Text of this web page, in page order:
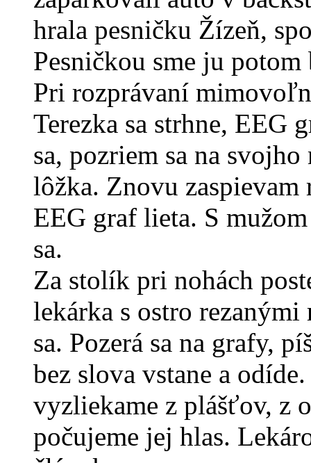
hrala pesničku Žízeň,
Pesničkou sme ju
Pri rozprávaní
Terezka sa strhne, EEG
sa, pozriem sa na
lôžka. Znovu zaspievam
EEG graf lieta. S mužom
sa.
Za stolík pri nohách
lekárka s ostro
sa. Pozerá sa na grafy,
bez slova vstane a
vyzliekame z plášťov, z
počujeme jej hlas.